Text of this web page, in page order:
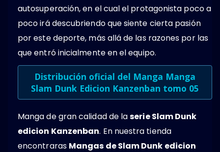
autosuperación, en el cual el protagonista poco a
poco irá descubriendo que siente cierta pasión
por este deporte, más allá de las razones por las
que entró inicialmente en el equipo.
Distribución oficial del Manga Manga
Slam Dunk Edicion Kanzenban tomo 05
Manga de gran calidad de laserie Slam Dunk
edicion Kanzenban. En nuestra tienda
encontraras Mangas de Slam Dunk edicion